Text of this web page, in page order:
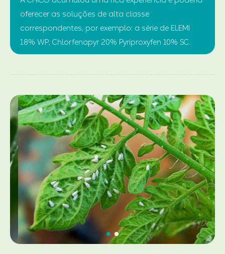
oferecer as soluções de alta classe
correspondentes, por exemplo: a série de ELEMI
18% WP, Chlorfenapyr 20% Pyriproxyfen 10% SC.